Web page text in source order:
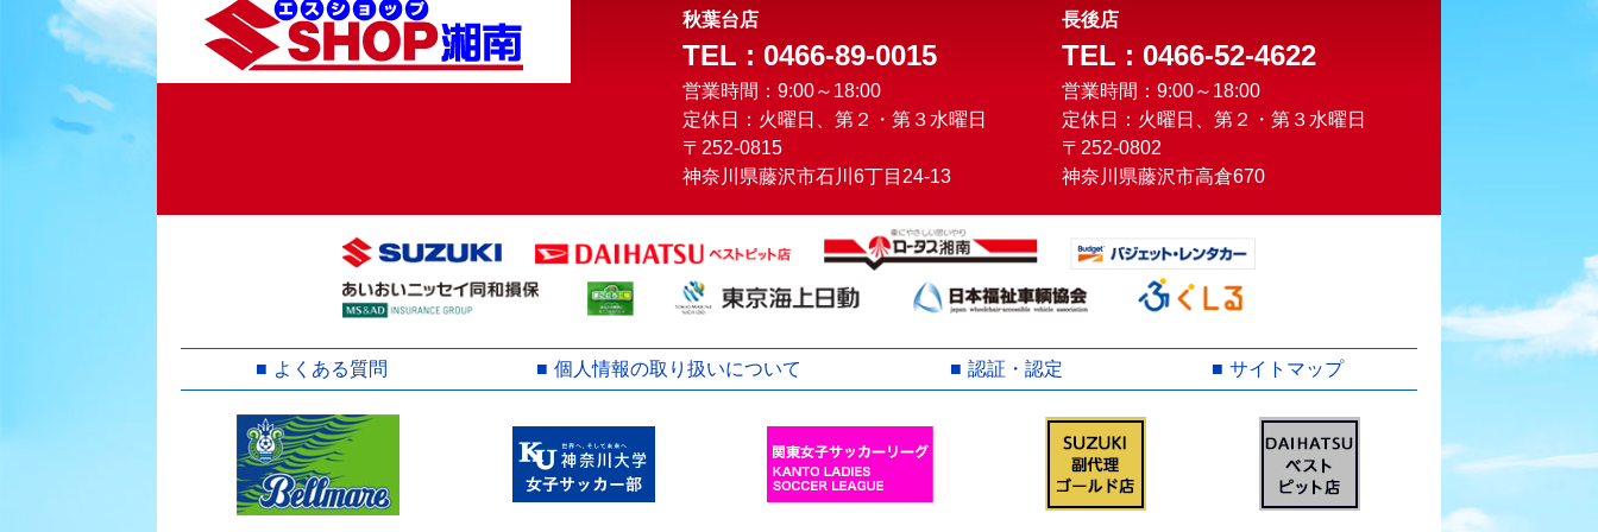
秋葉台店
TEL : 0466-89-0015
営業時間：9:00～18:00
定休日：火曜日、第２・第３水曜日
〒252-0815
神奈川県藤沢市石川6丁目24-13
長後店
TEL : 0466-52-4622
営業時間：9:00～18:00
定休日：火曜日、第２・第３水曜日
〒252-0802
神奈川県藤沢市高倉670
よくある質問 個人情報の取り扱いについて 認証・認定 サイトマップ